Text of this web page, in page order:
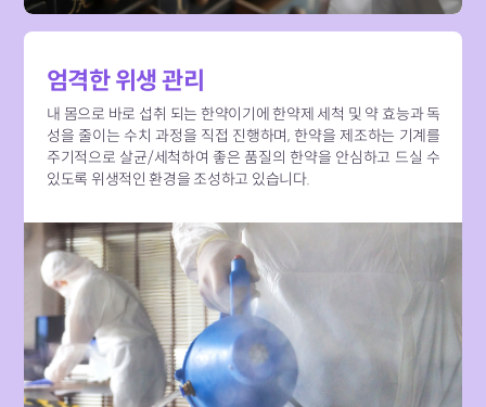
엄격한 위생 관리
내 몸으로 바로 섭취 되는 한약이기에 한약제 세척 및 약 효능과 독
성을 줄이는 수치 과정을 직접 진행하며, 한약을 제조하는 기계를
주기적으로 살균/세척하여 좋은 품질의 한약을 안심하고 드실 수
있도록 위생적인 환경을 조성하고 있습니다.